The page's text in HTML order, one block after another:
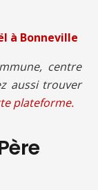
à Bonneville
centre
aussi trouver
plateforme.